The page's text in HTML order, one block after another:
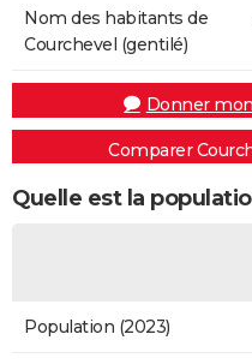
Nom des habitants de
Courchevel (gentilé)
Donner
Comparer
Quelle est la
Population (2023)